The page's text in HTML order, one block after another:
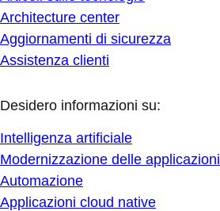
Architecture center
Aggiornamenti di sicurezza
Assistenza clienti
Desidero informazioni su:
Intelligenza artificiale
Modernizzazione delle applicazioni
Automazione
Applicazioni cloud native